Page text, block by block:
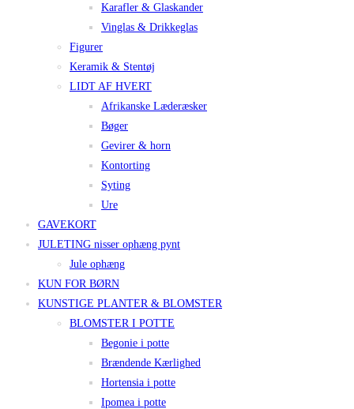
Karafler & Glaskander
Vinglas & Drikkeglas
Figurer
Keramik & Stentøj
LIDT AF HVERT
Afrikanske Læderæsker
Bøger
Gevirer & horn
Kontorting
Syting
Ure
GAVEKORT
JULETING nisser ophæng pynt
Jule ophæng
KUN FOR BØRN
KUNSTIGE PLANTER & BLOMSTER
BLOMSTER I POTTE
Begonie i potte
Brændende Kærlighed
Hortensia i potte
Ipomea i potte